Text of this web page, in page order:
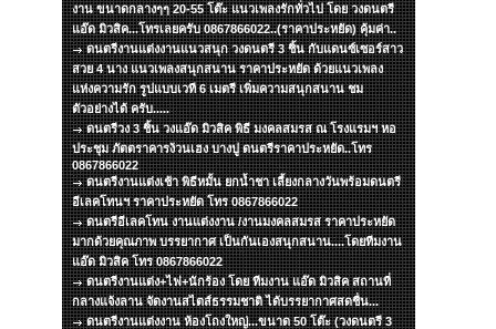
งาน ขนาดกลางๆๆ 20-55 โต๊ะ แนวเพลงรักทั่วไป โดย วงดนตรี
แอ๊ด มิวสิค...โทรเลยครับ 0867866022..(ราคาประหยัด) คุ้มค่า..
ดนตรีงานแต่งงานแนวสนุก วงดนตรี 3 ชิ้น กับแดนซ์เซอร์สาว
สวย 4 นาง แนวเพลงสนุกสนาน ราคาประหยัด ด้วยแนวเพลง
แห่งความรัก รูปแบบเวที 6 เมตรี เพิ่มความสนุกสนาน ชม
ตัวอย่างได้ ครับ.....
ดนตรีวง 3 ชิ้น วงแอ๊ด มิวสิค พิธี มงคลสมรส ณ โรงแรมฯ หอ
ประชุม ภัตตราคารง้วนเฮง บางปู ดนตรีราคาประหยัด..โทร
0867866022
ดนตรีงานแต่งเช้า พิธีหมั้น ยกน้ำชา เลี้ยงกลางวันพร้อมดนตรี
อีเลคโทนฯ ราคาประหยัด โทร 0867866022
ดนตรีอีเลคโทน งานแต่งงาน /งานมงคลสมรส ราคาประหยัด
มากด้วยคุณภาพ บรรยากาศ เป็นกันเองสนุกสนาน....โดยทีมงาน
แอ๊ด มิวสิค โทร 0867866022
ดนตรีงานแต่ง+ไฟ+นักร้อง โดย ทีมงาน แอ๊ด มิวสิค สถานที่
กลางแจ้งลาน จัดงานสไตส์ธรรมชาติ ได้บรรยากาศสดชื่น...
ดนตรีงานแต่งงาน ห้องโถงใหญ่...ขนาด 50 โต๊ะ (วงดนตรี 3